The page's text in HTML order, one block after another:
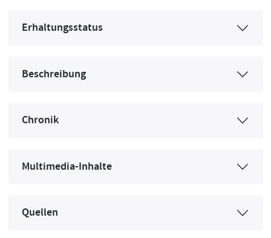
Erhaltungsstatus
Beschreibung
Chronik
Multimedia-Inhalte
Quellen